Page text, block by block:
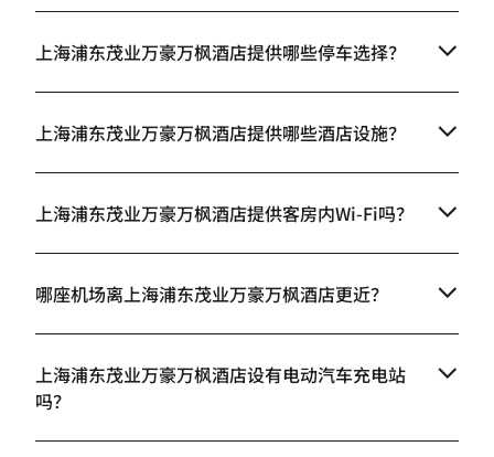
上海浦东茂业万豪万枫酒店提供哪些停车选择？
上海浦东茂业万豪万枫酒店提供哪些酒店设施？
上海浦东茂业万豪万枫酒店提供客房内Wi-Fi吗？
哪座机场离上海浦东茂业万豪万枫酒店更近？
上海浦东茂业万豪万枫酒店设有电动汽车充电站
吗？